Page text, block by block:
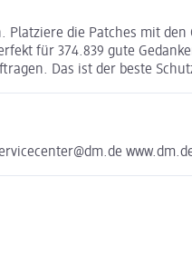
die Patches mit
für 374.839 gute
Das ist der beste